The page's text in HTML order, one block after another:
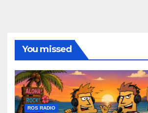
You missed
ROS RADIO